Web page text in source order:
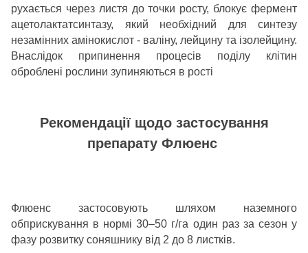
рухається через листя до точки росту, блокує фермент
ацетолактатсинтазу, який необхідний для синтезу
незамінних амінокислот - валіну, лейцину та ізолейцину.
Внаслідок припинення процесів поділу клітин
оброблені рослини зупиняються в рості
Рекомендації щодо застосування
препарату Флюенс
Флюенс застосовують шляхом наземного
обприскування в нормі 30–50 г/га один раз за сезон у
фазу розвитку соняшнику від 2 до 8 листків.